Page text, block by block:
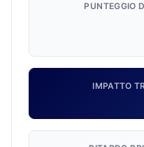
PUNTEGGIO
IMPATTO